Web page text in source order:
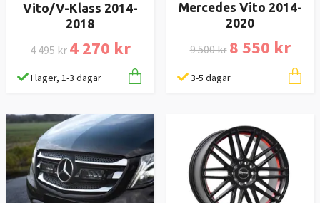
Vito/V-Klass 2014-
2018
4 495 kr 4 270 kr
I lager, 1-3 dagar
Mercedes Vito 2014-
2020
9 500 kr 8 550 kr
3-5 dagar